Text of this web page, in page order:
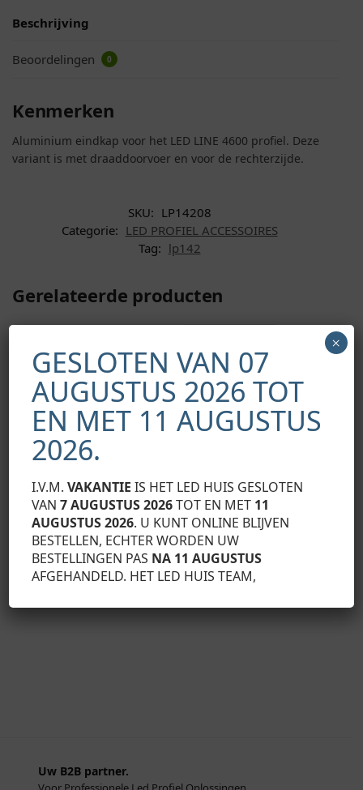
Beschrijving
Beoordelingen 0
Kenmerken
Aluminium eindkap voor het LED LINE 4600 profiel. Deze
variant is met draaddoorvoer en voor de rechterzijde.
SKU: LP14208
Categorie: LED PROFIEL ACCESSOIRES
Tag: lp142
Gerelateerde producten
LED PROFIEL ACCESSOIRES
Alu Corner, Eindkap zonder kabeldoorvoer
€2,29 Exclusief BTW
Toevoegen aan winkelwagen
LED PROFIEL
draaddoorvoer
Uw B2B partner.
GESLOTEN VAN 07
AUGUSTUS 2026 TOT
EN MET 11 AUGUSTUS
2026.
I.V.M.VAKANTIE IS HET LED HUIS GESLOTEN
VAN7 AUGUSTUS 2026TOT EN MET 11
AUGUSTUS 2026. U KUNT ONLINE BLIJVEN
BESTELLEN, ECHTER WORDEN UW
BESTELLINGEN PAS NA 11 AUGUSTUS
AFGEHANDELD. HET LED HUIS TEAM,
×